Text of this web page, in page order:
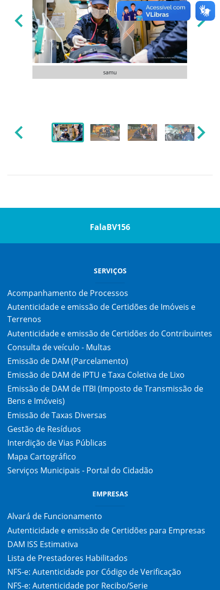
samu
FalaBV156
SERVIÇOS
Acompanhamento de Processos
Autenticidade e emissão de Certidões de Imóveis e
Terrenos
Autenticidade e emissão de Certidões do Contribuintes
Consulta de veículo - Multas
Emissão de DAM (Parcelamento)
Emissão de DAM de IPTU e Taxa Coletiva de Lixo
Emissão de DAM de ITBI (Imposto de Transmissão de
Bens e Imóveis)
Emissão de Taxas Diversas
Gestão de Resíduos
Interdição de Vias Públicas
Mapa Cartográfico
Serviços Municipais - Portal do Cidadão
EMPRESAS
Alvará de Funcionamento
Autenticidade e emissão de Certidões para Empresas
DAM ISS Estimativa
Lista de Prestadores Habilitados
NFS-e: Autenticidade por Código de Verificação
NFS-e: Autenticidade por Recibo/Serie